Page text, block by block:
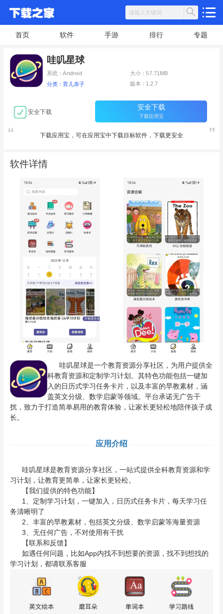
首页 软件 手游 排行 专题
哇叽星球
系统：Android 大小：57.71MB
分类：育儿亲子 版本：1.2.7
安全下载
安全下载
下载应用宝
下载应用宝，可在应用宝中下载目标软件，下载更安全
软件详情
哇叽星球是一个教育资源分享社区，为用户提供全
科教育资源和定制学习计划。其特色功能包括一键加
入的日历式学习任务卡片，以及丰富的早教素材，涵
盖英文分级、数学启蒙等领域。平台承诺无广告干
扰，致力于打造简单易用的教育体验，让家长更轻松地陪伴孩子成
长。
应用介绍
哇叽星球是教育资源分享社区，一站式提供全科教育资源和学
习计划，让教育更简单，让家长更轻松。
【我们提供的特色功能】
1、定制学习计划，一键加入，日历式任务卡片，每天学习任
务清晰明了
2、丰富的早教素材，包括英文分级、数学启蒙等海量资源
3、无任何广告，不对使用有干扰
【联系和反馈】
如遇任何问题，比如App内找不到想要的资源，找不到想找的
学习计划，都请联系客服